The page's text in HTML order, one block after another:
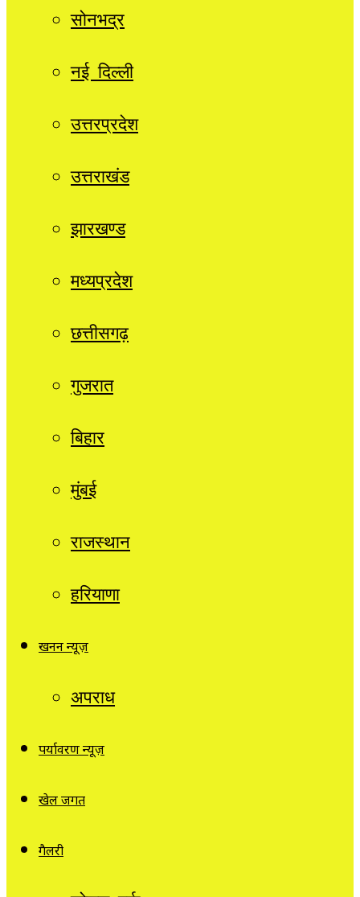
सोनभद्र
नई दिल्ली
उत्तरप्रदेश
उत्तराखंड
झारखण्ड
मध्यप्रदेश
छत्तीसगढ़
गुजरात
बिहार
मुंबई
राजस्थान
हरियाणा
खनन न्यूज़
अपराध
पर्यावरण न्यूज़
खेल जगत
गैलरी